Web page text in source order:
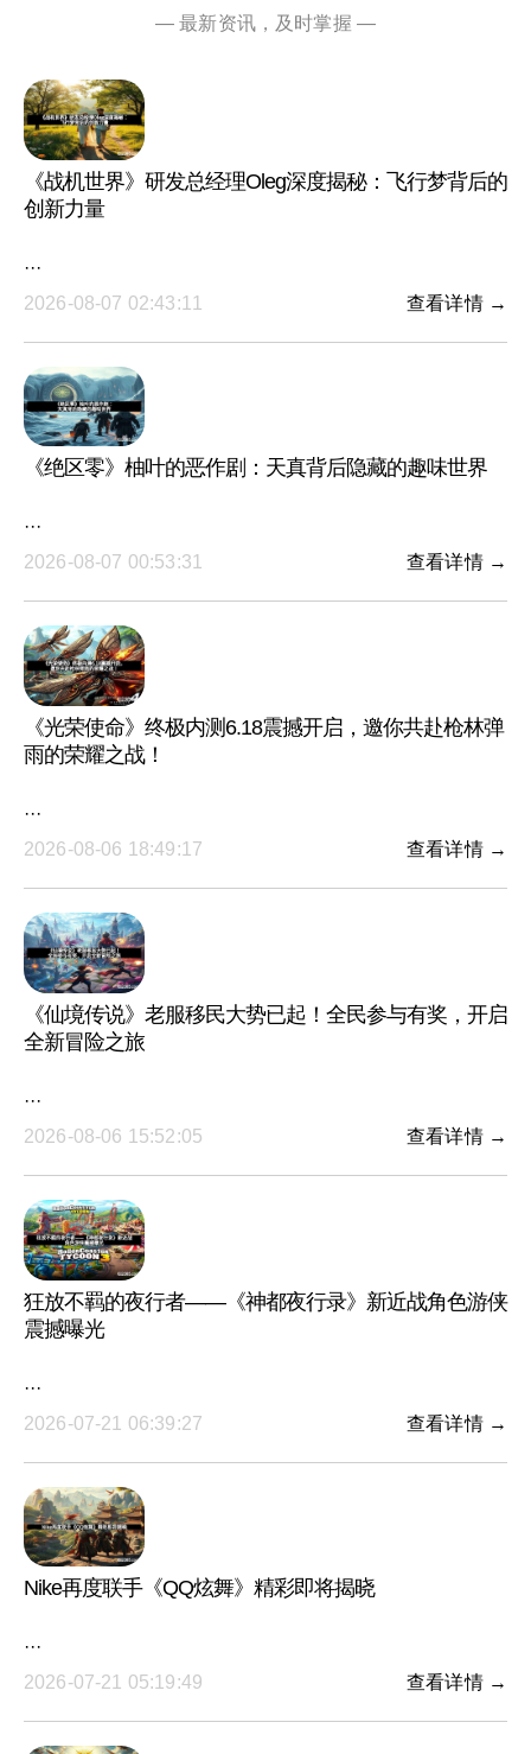
— 最新资讯，及时掌握 —
《战机世界》研发总经理Oleg深度揭秘：飞行梦背后的
创新力量
···
2026-08-07 02:43:11
查看详情 →
《绝区零》柚叶的恶作剧：天真背后隐藏的趣味世界
···
2026-08-07 00:53:31
查看详情 →
《光荣使命》终极内测6.18震撼开启，邀你共赴枪林弹
雨的荣耀之战！
···
2026-08-06 18:49:17
查看详情 →
《仙境传说》老服移民大势已起！全民参与有奖，开启
全新冒险之旅
···
2026-08-06 15:52:05
查看详情 →
狂放不羁的夜行者——《神都夜行录》新近战角色游侠
震撼曝光
···
2026-07-21 06:39:27
查看详情 →
Nike再度联手《QQ炫舞》精彩即将揭晓
···
2026-07-21 05:19:49
查看详情 →